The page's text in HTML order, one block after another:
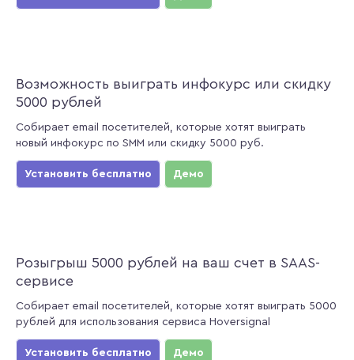
Возможность выиграть инфокурс или скидку
5000 рублей
Собирает email посетителей, которые хотят выиграть
новый инфокурс по SMM или скидку 5000 руб.
Установить бесплатно Демо
Розыгрыш 5000 рублей на ваш счет в SAAS-
сервисе
Собирает email посетителей, которые хотят выиграть 5000
рублей для использования сервиса Hoversignal
Установить бесплатно Демо